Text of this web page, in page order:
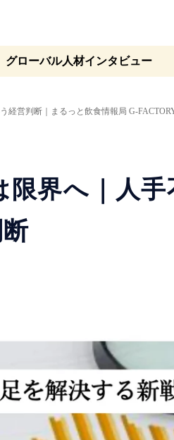
グローバル人材インタビュー
経営判断｜まるっと飲食情報局 G-
界へ｜人